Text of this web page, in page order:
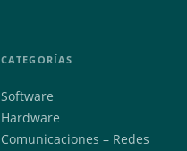
CATEGORÍAS
Software
Hardware
Comunicaciones – Redes